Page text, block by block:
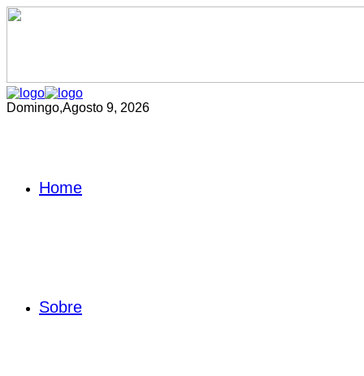
Domingo,Agosto 9, 2026
Home
Sobre